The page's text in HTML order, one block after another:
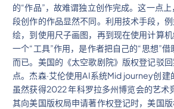
的“作品”，故难谓独立创作完成。这一点
段创作的作品显然不同。利用技术手段，
绘，到使用尺子画图，再到现在使用计算
一个“工具”作用，是作者把自己的“思想”借
而已。美国的《太空歌剧院》版权登记驳
点。杰森·艾伦使用AI系统Mid journey创建
虽然获得2022 年科罗拉多州博览会的艺术
其向美国版权局申请著作权登记时，美国